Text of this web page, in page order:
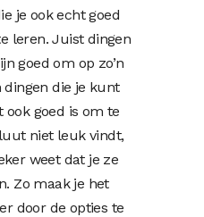
je ook echt goed
leren. Juist dingen
goed om op zo’n
dingen die je kunt
ook goed is om te
niet leuk vindt,
weet dat je ze
Zo maak je het
door de opties te